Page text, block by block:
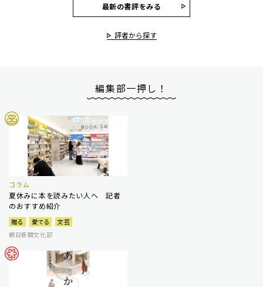
最新の書評をみる
評者から探す
編集部一押し！
コラム
夏休みに本を読みたい人へ 記者
のおすすめ紹介
贈る 愛でる
文芸
朝日新聞文化部